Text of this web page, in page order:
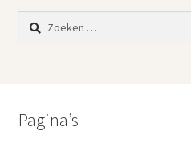
Zoeken
naar:
Pagina’s